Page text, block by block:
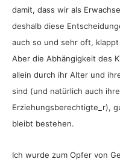
damit, dass wir als
deshalb diese
auch so und sehr oft, klappt
Aber die Abhängigkeit des
allein durch ihr Alter und
sind (und natürlich auch
Erziehungsberechtigte_r),
bleibt bestehen.
Ich wurde zum Opfer von